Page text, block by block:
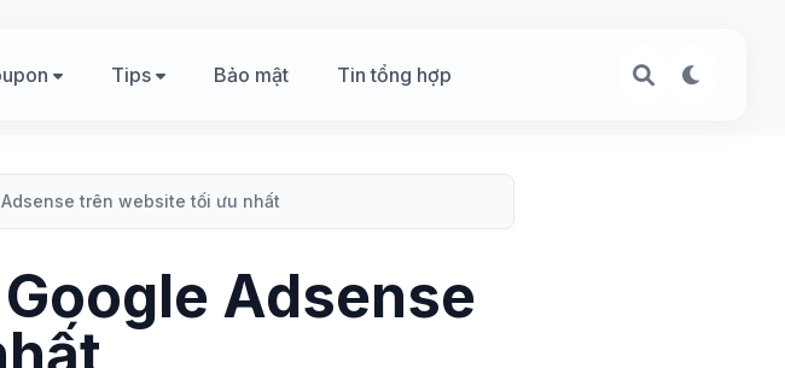
Tips Bảo mật Tin tổng hợp
trên website tối ưu nhất
Adsense